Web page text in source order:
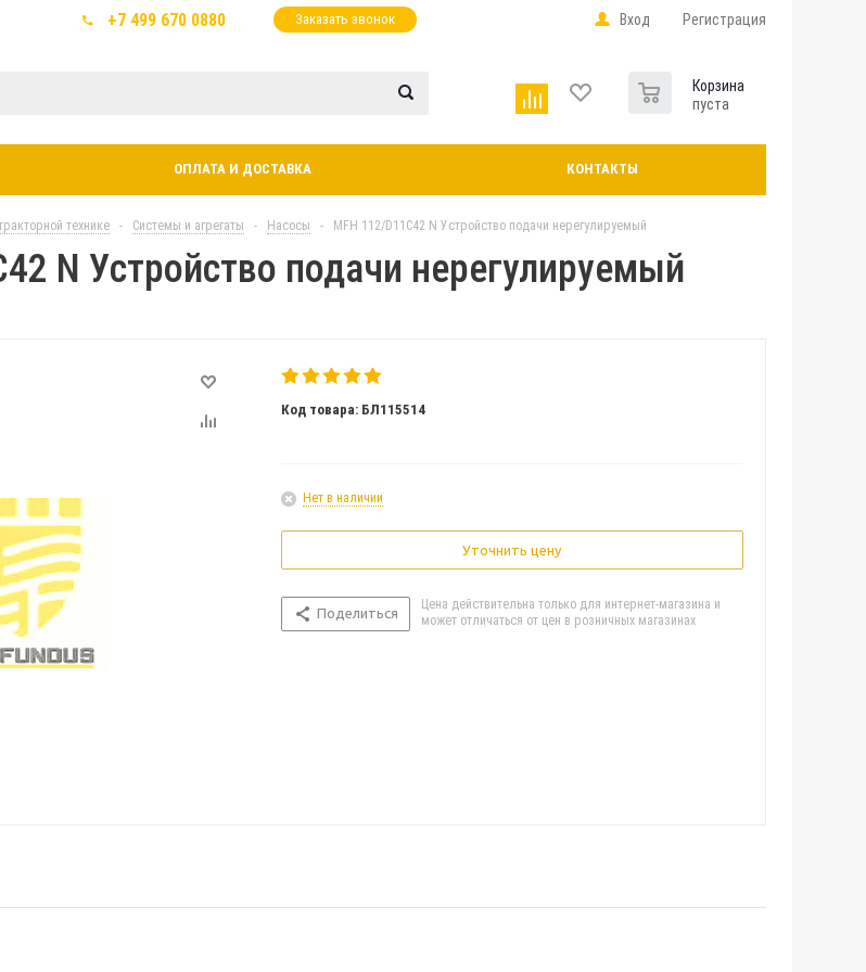
+7 499 670 0880 Заказать звонок Вход Регистрация
Корзина
пуста
ОПЛАТА И ДОСТАВКА КОНТАКТЫ
технике - Системы и агрегаты - Насосы - MFH 112/D11C42 N Устройство подачи нерегулируемый
N Устройство подачи нерегулируемый
Код товара: БЛ115514
Нет в наличии
Уточнить цену
Поделиться
Цена действительна только для интернет-магазина и
может отличаться от цен в розничных магазинах